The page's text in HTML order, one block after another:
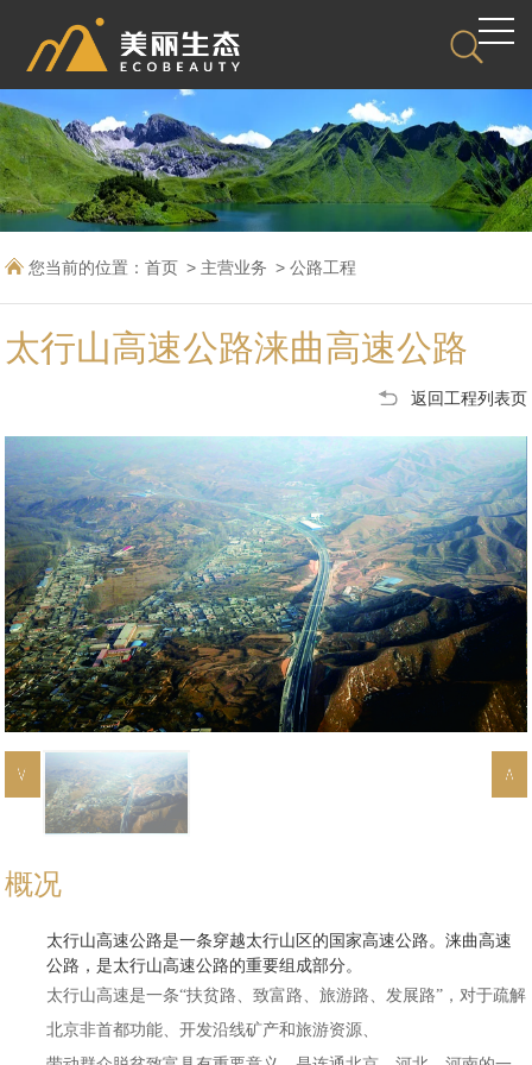
您当前的位置：首页 主营业务 公路工程
太行山高速公路涞曲高速公路
返回工程列表页
概况
太行山高速公路是一条穿越太行山区的国家高速公路。涞曲高速
公路，是太行山高速公路的重要组成部分。
太行山高速是一条“扶贫路、致富路、旅游路、发展路”，对于疏解
北京非首都功能、开发沿线矿产和旅游资源、